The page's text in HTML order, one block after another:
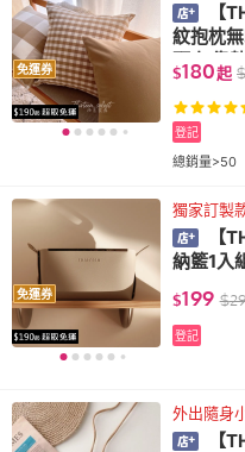
免運券
【
紋抱枕
頭套 靠
$180起
總銷量>50
登記
免運券
獨家訂製
【
納籃1入
$199 $
登記
外出隨身
【